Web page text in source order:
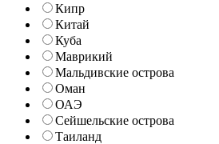
Кипр
Китай
Куба
Маврикий
Мальдивские острова
Оман
ОАЭ
Сейшельские острова
Таиланд